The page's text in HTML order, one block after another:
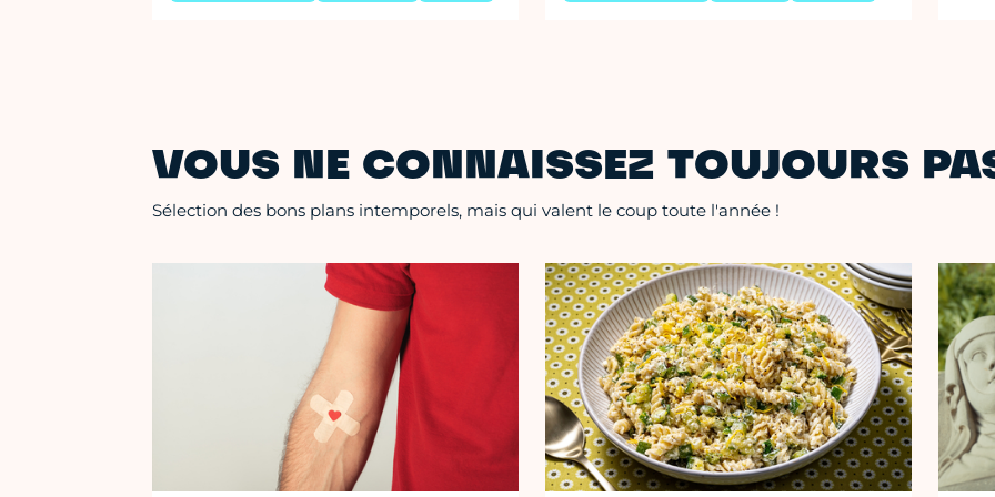
VOUS NE CONNAISSEZ TOUJOURS
Sélection des bons plans intemporels, mais qui valent le coup toute l'année !